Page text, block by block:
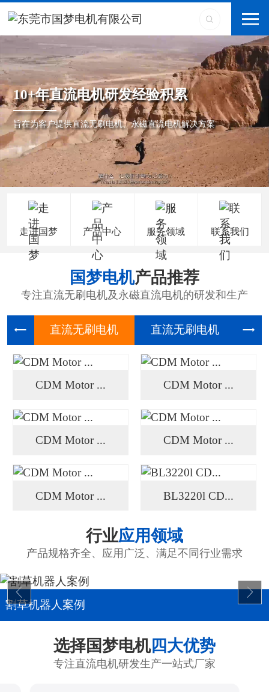
10+年直流电机研发经验积累
旨在为客户提供直流无刷电机、永磁直流电机解决方案
走进国梦 产品中心 服务领域 联系我们
国梦电机产品推荐
专注直流无刷电机及永磁直流电机的研发和生产
直流无刷 直流无刷 高压
CDM Motor ... CDM Motor ...
CDM Motor ... CDM Motor ...
CDM Motor ... BL3220l CD...
行业应用领域
产品规格齐全、应用广泛、满足不同行业需求
割草机器人案例
选择国梦电机四大优势
专注直流电机研发生产一站式厂家